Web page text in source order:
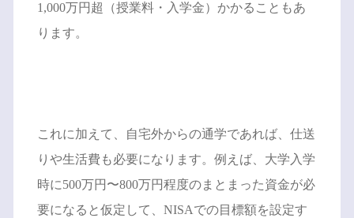
1,000万円超（授業料・入学金）かかることもあ
ります。
これに加えて、自宅外からの通学であれば、仕送
りや生活費も必要になります。例えば、大学入学
時に500万円〜800万円程度のまとまった資金が必
要になると仮定して、NISAでの目標額を設定す